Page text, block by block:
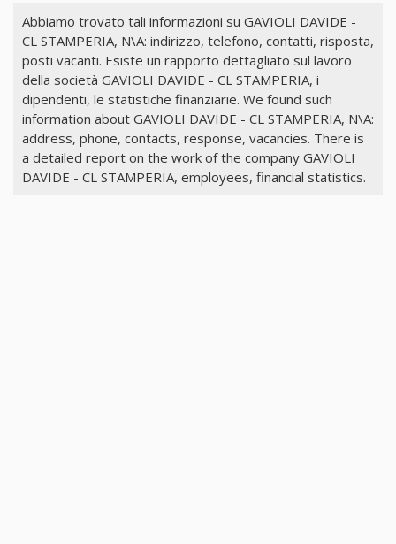
Abbiamo trovato tali informazioni su GAVIOLI DAVIDE -
CL STAMPERIA, N\A: indirizzo, telefono, contatti, risposta,
posti vacanti. Esiste un rapporto dettagliato sul lavoro
della società GAVIOLI DAVIDE - CL STAMPERIA, i
dipendenti, le statistiche finanziarie. We found such
information about GAVIOLI DAVIDE - CL STAMPERIA, N\A:
address, phone, contacts, response, vacancies. There is
a detailed report on the work of the company GAVIOLI
DAVIDE - CL STAMPERIA, employees, financial statistics.